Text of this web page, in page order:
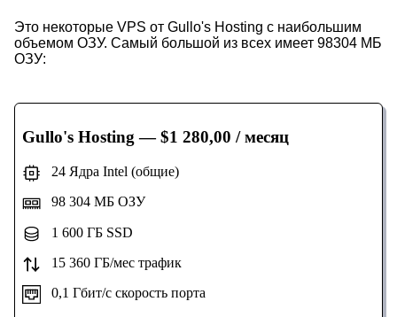
Это некоторые VPS от Gullo's Hosting с наибольшим
объемом ОЗУ. Самый большой из всех имеет 98304 МБ
ОЗУ:
Gullo's Hosting — $1 280,00 / месяц
24 Ядра Intel (общие)
98 304 МБ ОЗУ
1 600 ГБ SSD
15 360 ГБ/мес трафик
0,1 Гбит/с скорость порта